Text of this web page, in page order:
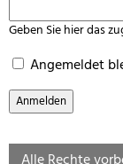
Geben Sie hier das
Angemeldet